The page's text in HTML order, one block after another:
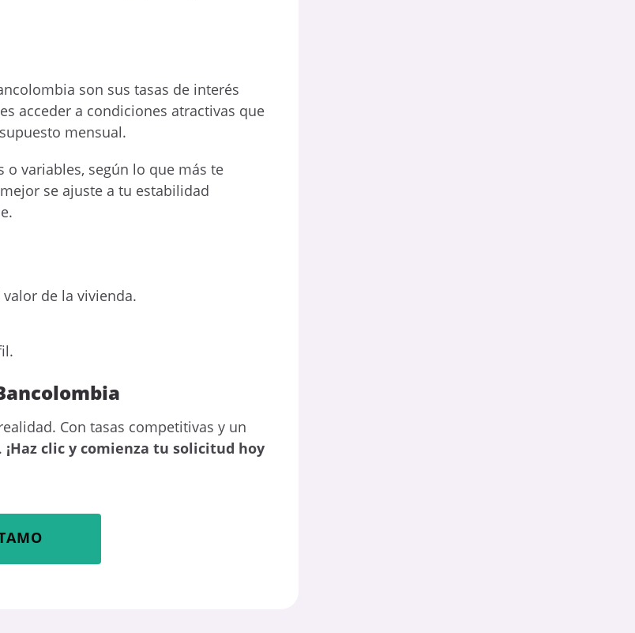
son sus tasas de interés
acceder a condiciones atractivas que
mensual.
variables, según lo que más te
se ajuste a tu estabilidad
valor de la vivienda.
Con tasas competitivas y un
¡Haz clic y comienza tu solicitud hoy